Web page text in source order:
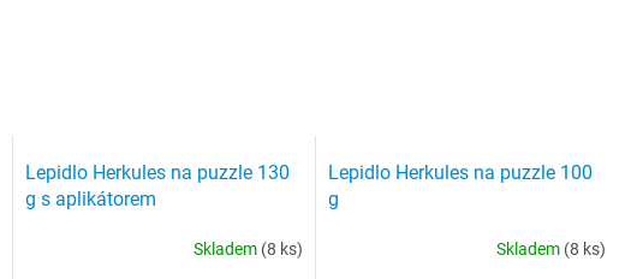
Lepidlo Herkules na puzzle 130
g s aplikátorem
Skladem (8 ks)
Lepidlo Herkules na puzzle 100
g
Skladem (8 ks)